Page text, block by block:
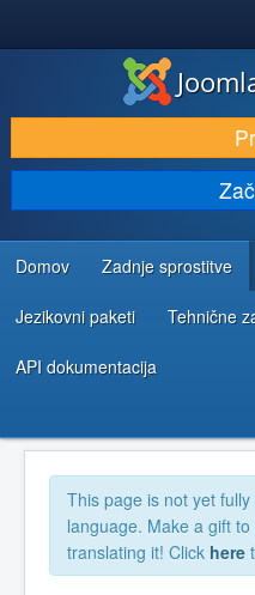
PRENESI IN RAZŠIRI
ODKRIJTE & IZVEJTE
SKUPNOST IN PODPORA
VIRI ZA RAZVIJALCE
Domov Zadnje sprostitve
Jezikovni paketi Tehnične
API dokumentacija
This page is not yet
language. Make a gift
translating it! Click here